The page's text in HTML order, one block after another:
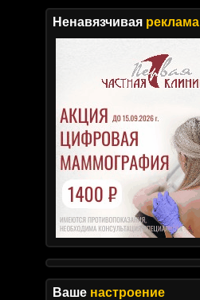
Ненавязчивая реклама
Ваше настроение